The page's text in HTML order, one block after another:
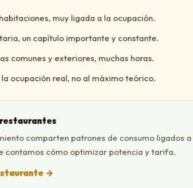
muy ligada a la ocupación.
un capítulo importante y constante.
comunes y exteriores, muchas horas.
ocupación real, no al máximo teórico.
restaurantes
comparten patrones de consumo ligados
contamos cómo optimizar potencia y tarifa.
→